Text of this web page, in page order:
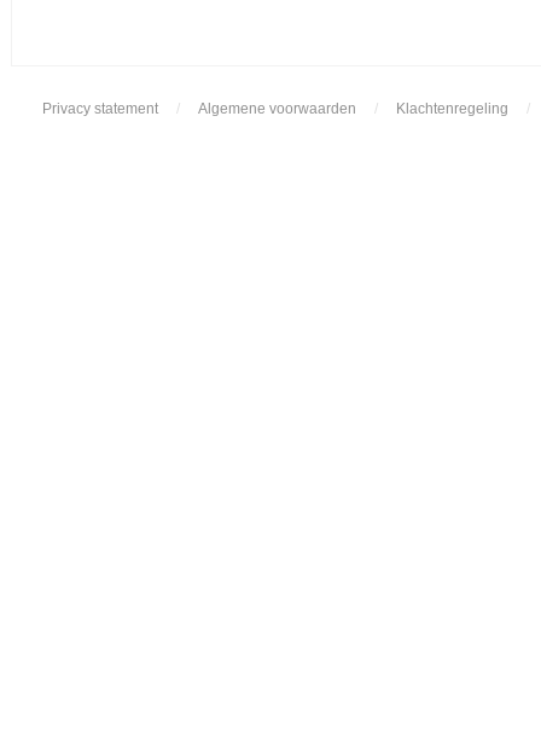
Privacy statement / Algemene voorwaarden / Klachtenregeling /